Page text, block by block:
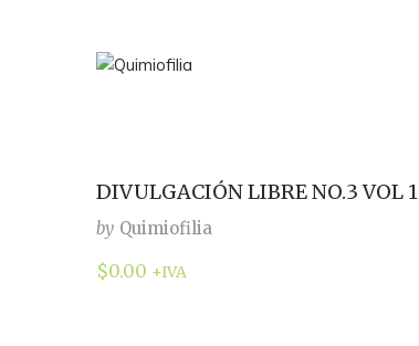
DIVULGACIÓN LIBRE NO.3 VOL 1
by Quimiofilia
$0.00 +IVA